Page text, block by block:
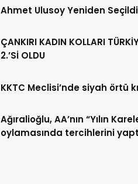
Ahmet Ulusoy Yeniden Seçildi
ÇANKIRI KADIN KOLLARI
2.’Sİ OLDU
KKTC Meclisi’nde siyah örtü
Ağıralioğlu, AA’nın “Yılın
oylamasında tercihlerini